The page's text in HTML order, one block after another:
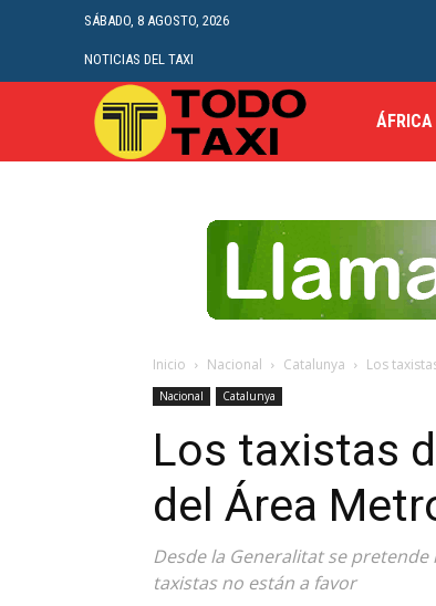
SÁBADO, 8 AGOSTO, 2026
NOTICIAS DEL TAXI
ÁFRICA
Inicio Nacional Catalunya Los
Nacional Catalunya
Los taxistas
del Área
Desde la Generalitat se
taxistas no están a favor